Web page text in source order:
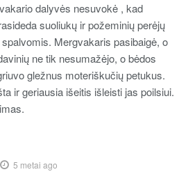
dalyvės nesuvokė , kad
suoliukų ir požeminių perėjų
Mergvakaris pasibaigė, o
ne tik nesumažėjo, o bėdos
gležnus moteriškučių petukus.
ir geriausia išeitis išleisti jas poilsiui.
5 metai ago